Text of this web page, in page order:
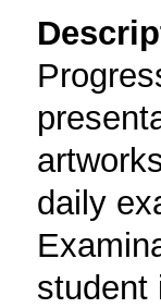
daily
student